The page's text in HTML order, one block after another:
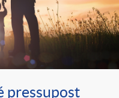
pressupost